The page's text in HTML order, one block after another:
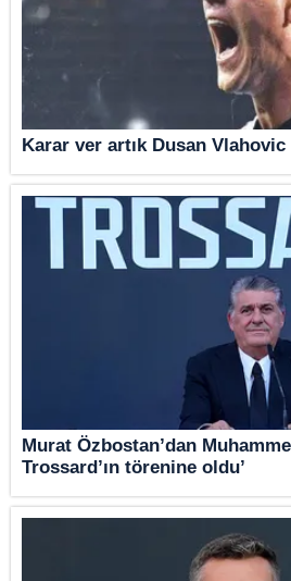
Karar ver artık Dusan Vlahovic
Murat Özbostan’dan
Trossard’ın törenine oldu’